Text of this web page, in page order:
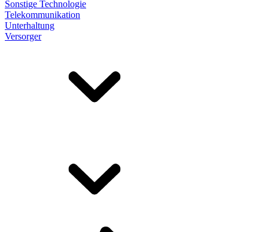
Sonstige Technologie
Telekommunikation
Unterhaltung
Versorger